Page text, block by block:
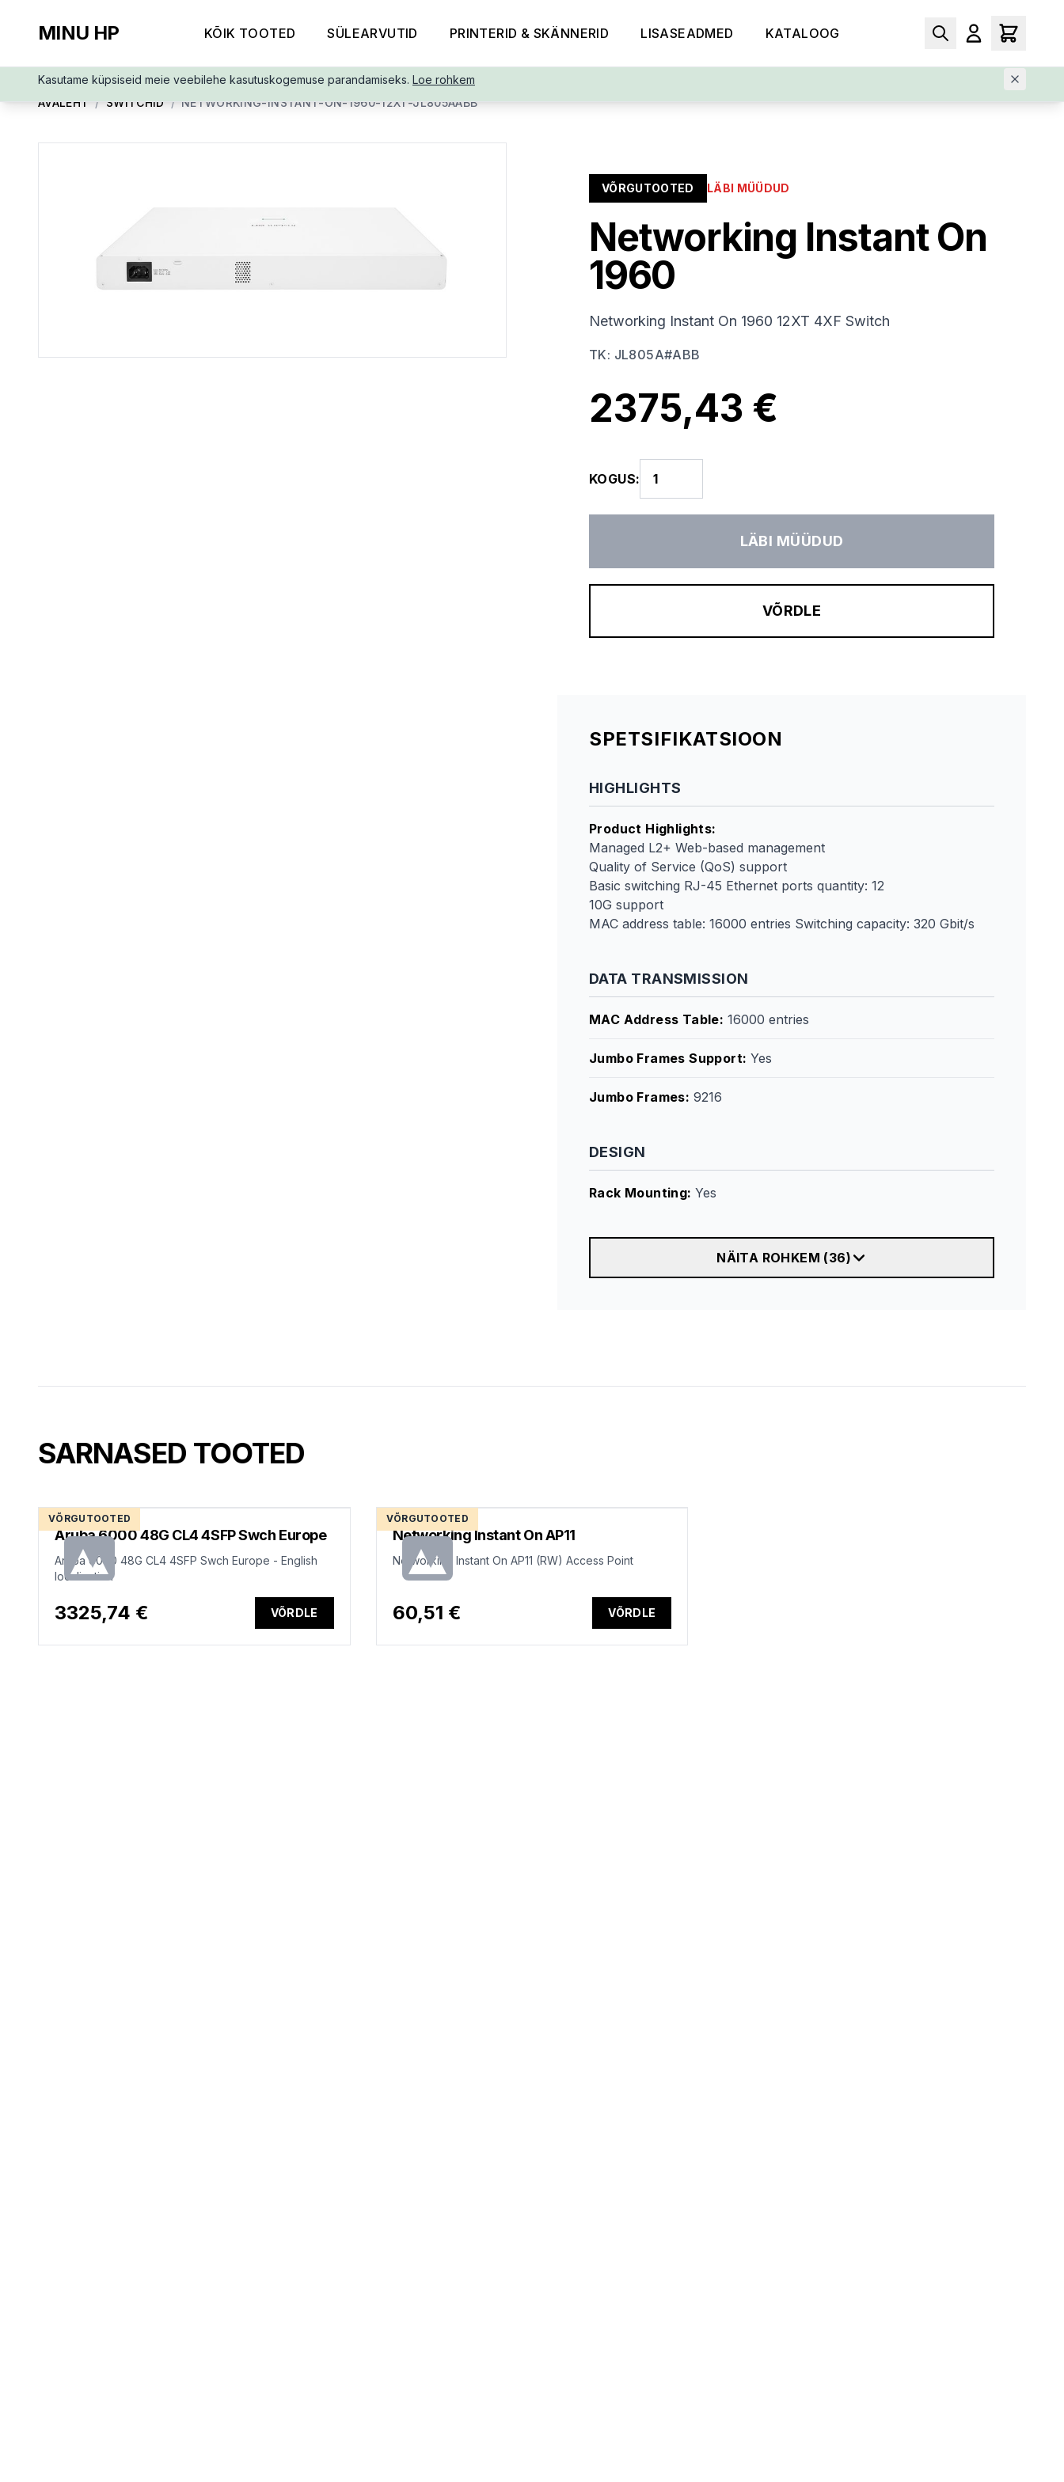
MINU HP KÕIK TOOTED SÜLEARVUTID PRINTERID & SKÄNNERID LISASEADMED KATALOOG
Kasutame küpsiseid meie veebilehe kasutuskogemuse parandamiseks. Loe rohkem
AVALEHT / SWITCHID / NETWORKING-INSTANT-ON-1960-12XT-JL805AABB
VÕRGUTOOTED LÄBI MÜÜDUD
Networking Instant On
1960
Networking Instant On 1960 12XT 4XF Switch
TK: JL805A#ABB
2375,43 €
KOGUS:
LÄBI MÜÜDUD
VÕRDLE
SPETSIFIKATSIOON
HIGHLIGHTS
Product Highlights:
Managed L2+ Web-based management
Quality of Service (QoS) support
Basic switching RJ-45 Ethernet ports quantity: 12
10G support
MAC address table: 16000 entries Switching capacity: 320 Gbit/s
DATA TRANSMISSION
MAC Address Table: 16000 entries
Jumbo Frames Support: Yes
Jumbo Frames: 9216
DESIGN
Rack Mounting:Yes
NÄITA ROHKEM (36)
SARNASED TOOTED
VÕRGUTOOTED
Aruba 6000 48G CL4 4SFP Swch Europe
Aruba 6000 48G CL4 4SFP Swch Europe - English
localization
3325,74 € VÕRDLE
VÕRGUTOOTED
Networking Instant On AP11
Networking Instant On AP11 (RW) Access Point
60,51 € VÕRDLE